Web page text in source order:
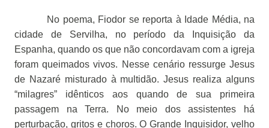
No poema, Fiodor se reporta à Idade Média, na
cidade de Servilha, no período da Inquisição da
Espanha, quando os que não concordavam com a igreja
foram queimados vivos. Nesse cenário ressurge Jesus
de Nazaré misturado à multidão. Jesus realiza alguns
“milagres” idênticos aos quando de sua primeira
passagem na Terra. No meio dos assistentes há
perturbação, gritos e choros. O Grande Inquisidor, velho